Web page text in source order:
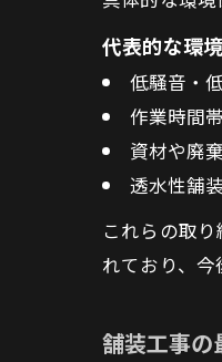
代表的な環
低騒音・
作業時間
資材や廃
透水性舗
これらの取
れており、今
舗装工事の